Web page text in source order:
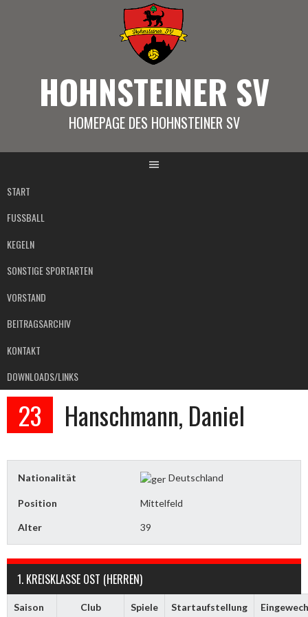
HOHNSTEINER SV
HOMEPAGE DES HOHNSTEINER SV
START
FUSSBALL
KEGELN
SONSTIGE SPORTARTEN
VORSTAND
BEITRAGSARCHIV
KONTAKT
DOWNLOADS/LINKS
23 Hanschmann, Daniel
Nationalität Deutschland
Position Mittelfeld
Alter 39
1. KREISKLASSE OST (HERREN)
Saison Club Spiele Startaufstellung